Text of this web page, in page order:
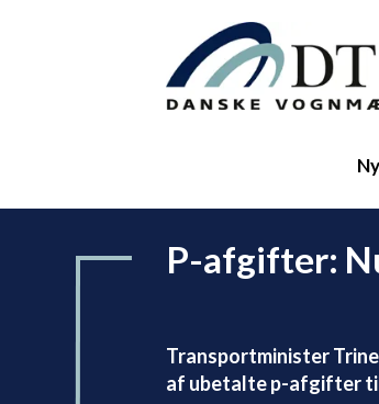
P-afgifter:
Transportminister
af ubetalte p-afgifter til